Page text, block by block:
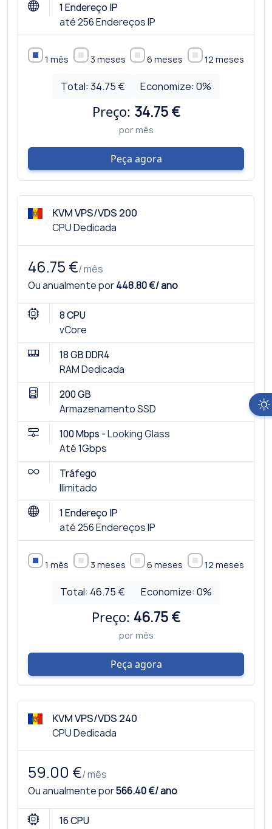
1 Endereço IP
até 256 Endereços IP
1 mês 3 meses 6 meses 12 meses
Total: 34.75 € Economize:0%
Preço: 34.75 €
por mês
Peça agora
KVM VPS/VDS 200
CPU Dedicada
46.75 €/ mês
Ou anualmente por448.80 €/ ano
8 CPU
vCore
18 GB DDR4
RAM Dedicada
200 GB
Armazenamento SSD
100 Mbps -Looking Glass
Até 1Gbps
Tráfego
Ilimitado
1 Endereço IP
até 256 Endereços IP
1 mês 3 meses 6 meses 12 meses
Total: 46.75 € Economize: 0%
Preço: 46.75 €
por mês
Peça agora
KVM VPS/VDS 240
CPU Dedicada
59.00 €/ mês
Ou anualmente por566.40 €/ ano
16 CPU